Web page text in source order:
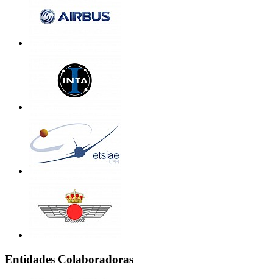
Entidades Colaboradoras